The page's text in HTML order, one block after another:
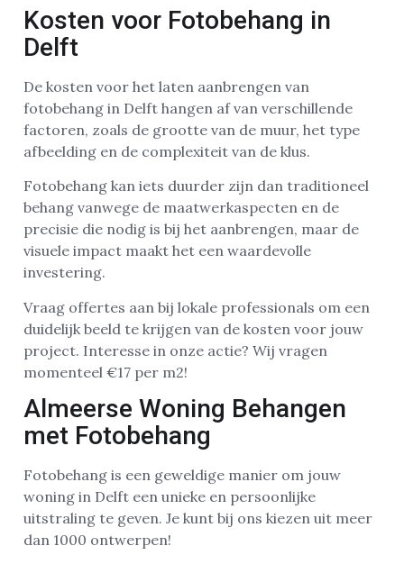
Kosten voor Fotobehang in
Delft
De kosten voor het laten aanbrengen van
fotobehang in Delft hangen af van verschillende
factoren, zoals de grootte van de muur, het type
afbeelding en de complexiteit van de klus.
Fotobehang kan iets duurder zijn dan traditioneel
behang vanwege de maatwerkaspecten en de
precisie die nodig is bij het aanbrengen, maar de
visuele impact maakt het een waardevolle
investering.
Vraag offertes aan bij lokale professionals om een
duidelijk beeld te krijgen van de kosten voor jouw
project. Interesse in onze actie? Wij vragen
momenteel €17 per m2!
Almeerse Woning Behangen
met Fotobehang
Fotobehang is een geweldige manier om jouw
woning in Delft een unieke en persoonlijke
uitstraling te geven. Je kunt bij ons kiezen uit meer
dan 1000 ontwerpen!